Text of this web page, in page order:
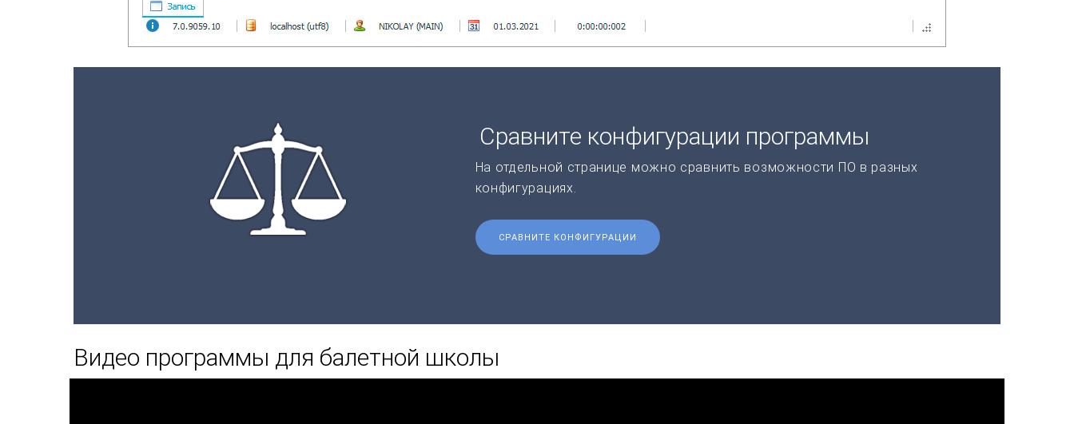
Сравните конфигурации программы
На отдельной странице можно сравнить возможности ПО в разных
конфигурациях.
СРАВНИТЕ КОНФИГУРАЦИИ
Видео программы для балетной школы